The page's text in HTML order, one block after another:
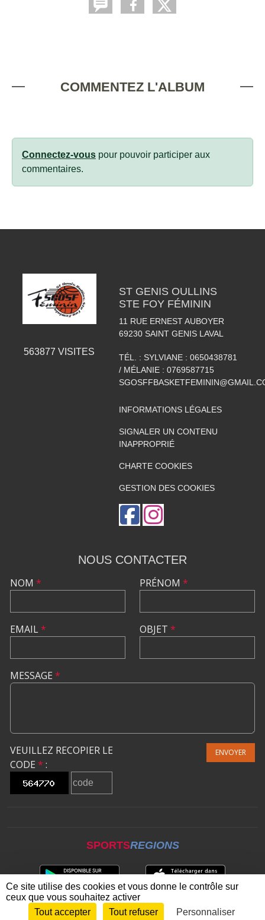
COMMENTEZ L'ALBUM
Connectez-vous pour pouvoir participer aux
commentaires.
563877 VISITES
ST GENIS OULLINS
STE FOY FÉMININ
11 RUE ERNEST AUBOYER
69230 SAINT GENIS LAVAL
TÉL. : SYLVIANE : 0650438781
/ MÉLANIE : 0769587715
INFORMATIONS LÉGALES
SIGNALER UN CONTENU
INAPPROPRIÉ
CHARTE COOKIES
GESTION DES COOKIES
NOUS CONTACTER
NOM *
EMAIL*
PRÉNOM *
OBJET *
MESSAGE *
VEUILLEZ RECOPIER LE
CODE * :
ENVOYER
SPORTSREGIONS
Envie de participer ? CONNEXION
Ce site utilise des cookies et vous donne le contrôle sur
ceux que vous souhaitez activer
Tout accepter
Tout refuser Personnaliser